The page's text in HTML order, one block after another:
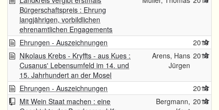
Bürgerschaftspreis : Ehrung
langjährigen, vorbildlichen
ehrenamtlichen Engagements
Ehrungen - Auszeichnungen
2019
Nikolaus Krebs - Kryffts - aus Kues :
Cusanus' Lebensumfeld im 14. und
15. Jahrhundert an der Mosel
Arens, Hans
Jürgen
2018
Ehrungen - Auszeichnungen
2018
Mit Wein Staat machen : eine
Bergmann, 2018